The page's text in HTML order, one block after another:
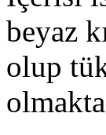
beyaz
olup